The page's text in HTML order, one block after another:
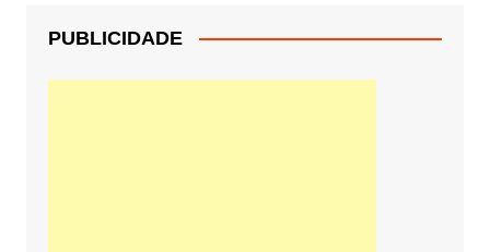
PUBLICIDADE